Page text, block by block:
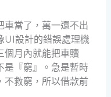
車當了，萬一還不出
UI設計的錯誤處理機
月內就能把車贖
是『窮』。急是暫時
不救窮，所以借款前